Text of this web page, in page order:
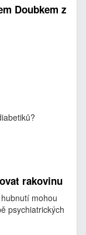
Doubkem z
rakovinu
mohou
psychiatrických